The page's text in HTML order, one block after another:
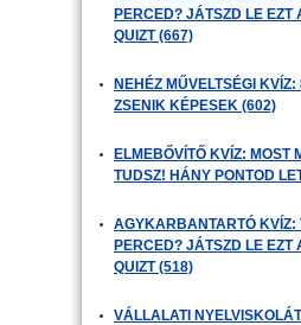
PERCED? JÁTSZD LE EZT
QUIZT (667)
NEHÉZ MŰVELTSÉGI
ZSENIK KÉPESEK (602)
ELMEBŐVÍTŐ KVÍZ: MOST
TUDSZ! HÁNY PONTOD
AGYKARBANTARTÓ KVÍZ:
PERCED? JÁTSZD LE EZT
QUIZT (518)
VÁLLALATI